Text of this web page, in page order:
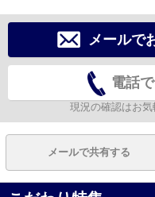
メールで
電話
現況の確認はお気
メールで共有する